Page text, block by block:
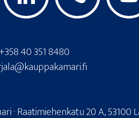
40 351 8480
· Raatimiehenkatu 20 A,